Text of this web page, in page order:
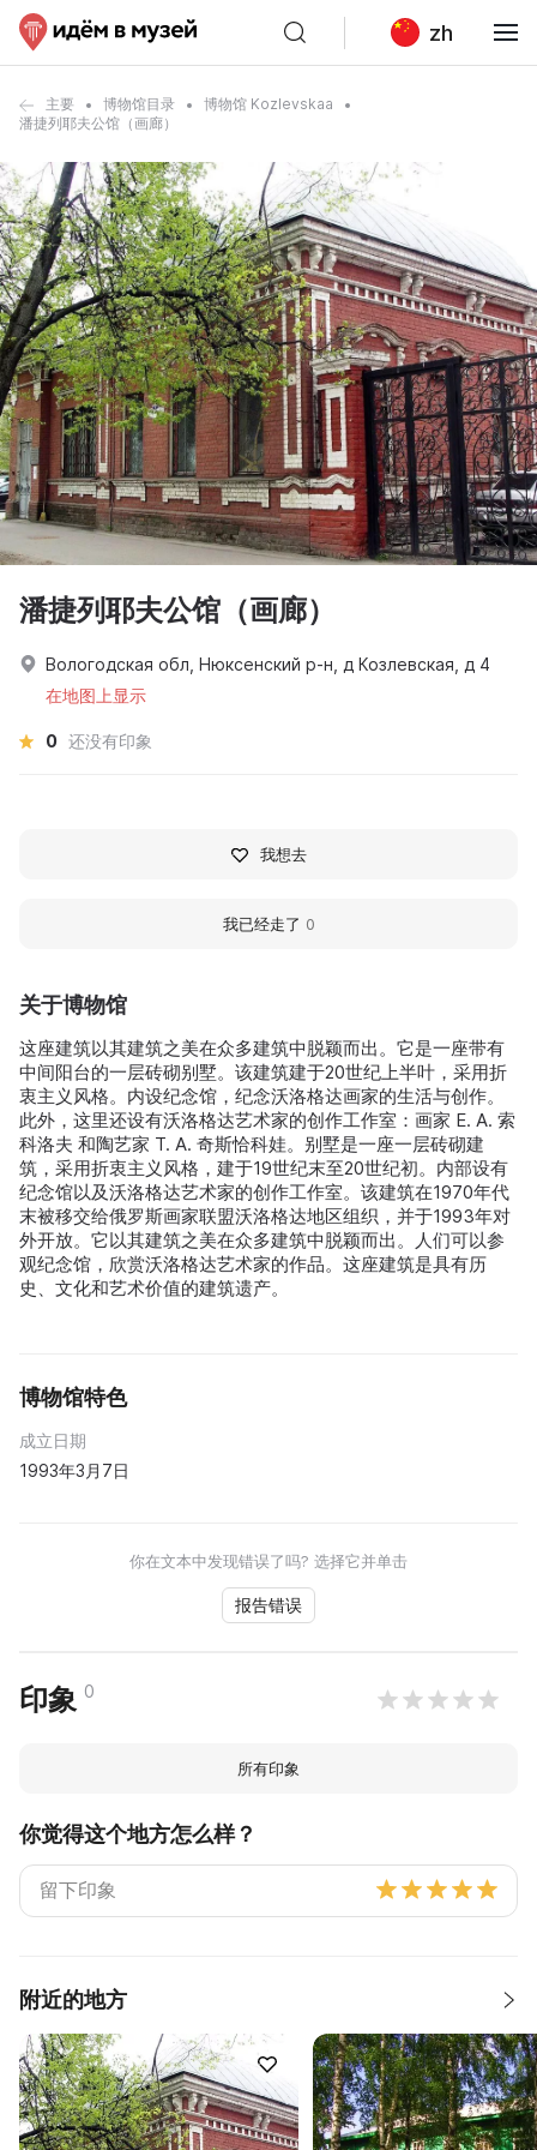
zh
主要 博物馆目录
博物馆 Kozlevskaa
潘捷列耶夫公馆（画廊）
关于博物馆
这座建筑以其建筑之美在众多建筑中脱颖而出。它是一座带有
中间阳台的一层砖砌别墅。该建筑建于20世纪上半叶，采用折
衷主义风格。内设纪念馆，纪念沃洛格达画家的生活与创作。
此外，这里还设有沃洛格达艺术家的创作工作室：画家 E. A. 索
科洛夫 和陶艺家 T. A. 奇斯恰科娃。别墅是一座一层砖砌建
筑，采用折衷主义风格，建于19世纪末至20世纪初。内部设有
纪念馆以及沃洛格达艺术家的创作工作室。该建筑在1970年代
末被移交给俄罗斯画家联盟沃洛格达地区组织，并于1993年对
外开放。它以其建筑之美在众多建筑中脱颖而出。人们可以参
观纪念馆，欣赏沃洛格达艺术家的作品。这座建筑是具有历
史、文化和艺术价值的建筑遗产。
博物馆特色
成立日期
1993年3月7日
你在文本中发现错误了吗? 选择它并单击
报告错误
印象 0
所有印象
你觉得这个地方怎么样？
附近的地方
潘捷列耶夫公馆（画廊）
Вологодская обл, Нюксенский р-н, д Козлевская, д 4
在地图上显示
0 还没有印象
我想去
我已经走了 0